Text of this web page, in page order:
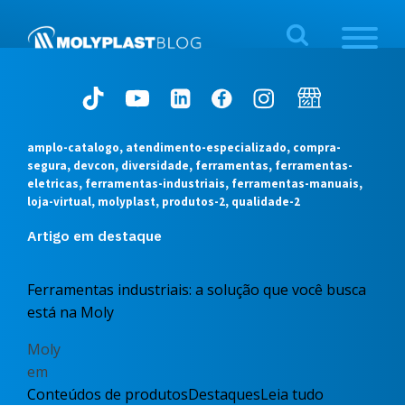
amplo-catalogo, atendimento-especializado, compra-
segura, devcon, diversidade, ferramentas, ferramentas-
eletricas, ferramentas-industriais, ferramentas-manuais,
loja-virtual, molyplast, produtos-2, qualidade-2
Artigo em destaque
Ferramentas industriais: a solução que você busca
está na Moly
Moly
em
Conteúdos de produtosDestaquesLeia tudo